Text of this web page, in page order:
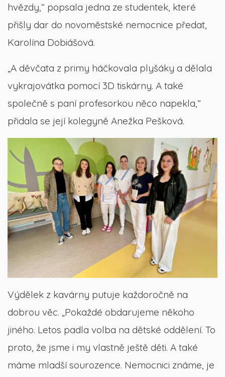
hvězdy,“ popsala jedna ze studentek, které
přišly dar do novoměstské nemocnice předat,
Karolína Dobiášová.
„A děvčata z primy háčkovala plyšáky a dělala
vykrajovátka pomocí 3D tiskárny. A také
společně s paní profesorkou něco napekla,“
přidala se její kolegyně Anežka Pešková.
Výdělek z kavárny putuje každoročně na
dobrou věc. „Pokaždé obdarujeme někoho
jiného. Letos padla volba na dětské oddělení. To
proto, že jsme i my vlastně ještě děti. A také
máme mladší sourozence. Nemocnici známe, je